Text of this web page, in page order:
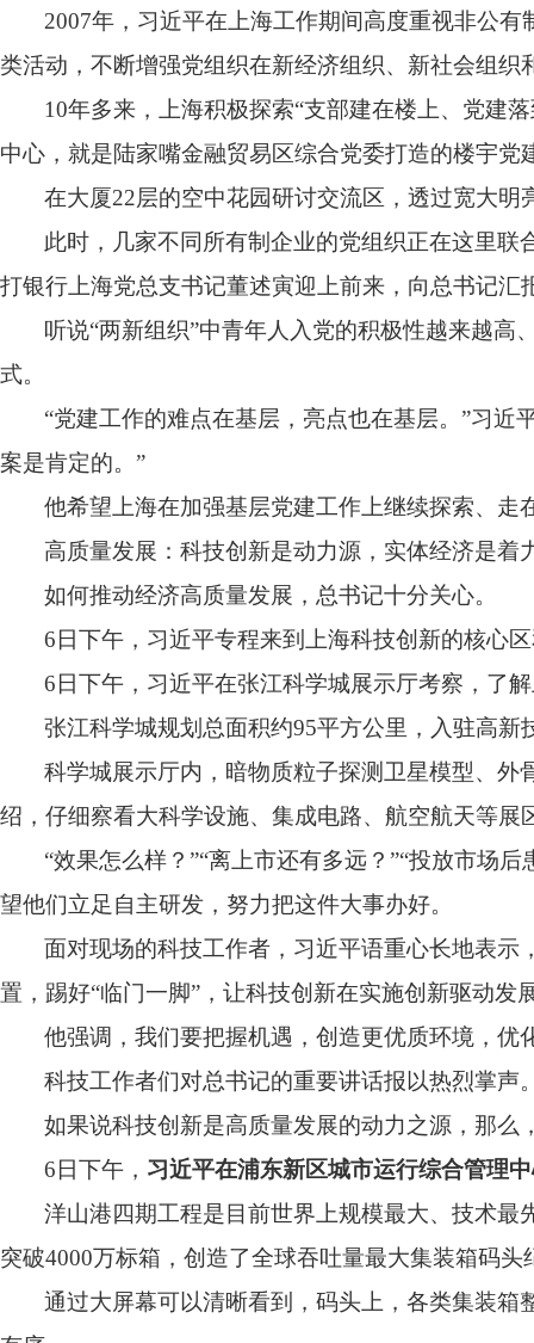
2007年，习近平在上海工作期间高度重视非公
类活动，不断增强党组织在新经济组织、新社会组织
10年多来，上海积极探索“支部建在楼上、党建
中心，就是陆家嘴金融贸易区综合党委打造的楼宇党
在大厦22层的空中花园研讨交流区，透过宽大
此时，几家不同所有制企业的党组织正在这里
打银行上海党总支书记董述寅迎上前来，向总书记汇
听说“两新组织”中青年人入党的积极性越来越
式。
“党建工作的难点在基层，亮点也在基层。”习近
案是肯定的。”
他希望上海在加强基层党建工作上继续探索、走
高质量发展：科技创新是动力源，实体经济是着
如何推动经济高质量发展，总书记十分关心。
6 日下午，习近平专程来到上海科技创新的核
6 日下午，习近平在张江科学城展示厅考察，了
张江科学城规划总面积约95平方公里，入驻高新
科学城展示厅内，暗物质粒子探测卫星模型、
绍，仔细察看大科学设施、集成电路、航空航天等展
“效果怎么样？”“离上市还有多远？”“投放市场
望他们立足自主研发，努力把这件大事办好。
面对现场的科技工作者，习近平语重心长地表
置，踢好“临门一脚”，让科技创新在实施创新驱动
他强调，我们要把握机遇，创造更优质环境，
科技工作者们对总书记的重要讲话报以热烈掌声
如果说科技创新是高质量发展的动力之源，那么
6 日下午， 习近平在浦东新区城市运行综合管理
洋山港四期工程是目前世界上规模最大、技术
突破4000万标箱，创造了全球吞吐量最大集装箱码头
通过大屏幕可以清晰看到，码头上，各类集装